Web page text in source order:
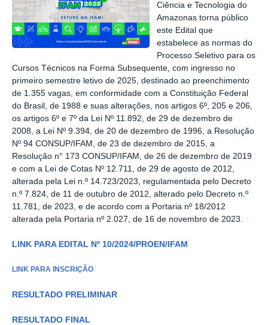
Ciência e Tecnologia do
Amazonas torna público
este Edital que
estabelece as normas do
Processo Seletivo para os
Cursos Técnicos na Forma Subsequente, com ingresso no
primeiro semestre letivo de 2025, destinado ao preenchimento
de 1.355 vagas, em conformidade com a Constituição Federal
do Brasil, de 1988 e suas alterações, nos artigos 6º, 205 e 206,
os artigos 6º e 7º da Lei Nº 11.892, de 29 de dezembro de
2008, a Lei Nº 9.394, de 20 de dezembro de 1996, a Resolução
Nº 94 CONSUP/IFAM, de 23 de dezembro de 2015, a
Resolução n° 173 CONSUP/IFAM, de 26 de dezembro de 2019
e com a Lei de Cotas Nº 12.711, de 29 de agosto de 2012,
alterada pela Lei n.º 14.723/2023, regulamentada pelo Decreto
n.º 7.824, de 11 de outubro de 2012, alterado pelo Decreto n.º
11.781, de 2023, e de acordo com a Portaria nº 18/2012
alterada pela Portaria nº 2.027, de 16 de novembro de 2023.
LINK PARA EDITAL Nº 10/2024/PROEN/IFAM
LINK PARA INSCRIÇÃO
RESULTADO PRELIMINAR
RESULTADO FINAL